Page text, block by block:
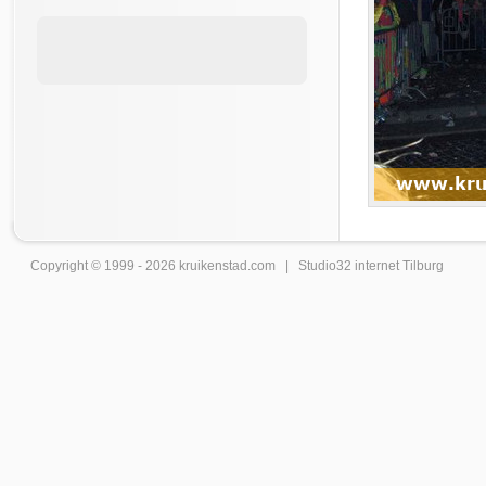
Copyright © 1999 - 2026 kruikenstad .com | Studio32 internet Tilburg